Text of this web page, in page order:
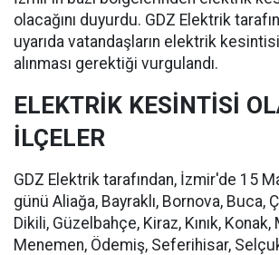
olacağını duyurdu. GDZ Elektrik
uyarıda vatandaşların elektrik
alınması gerektiği vurgulandı.
ELEKTRİK KESİNTİSİ
İLÇELER
GDZ Elektrik tarafından, İzmir'de 15
günü Aliağa, Bayraklı, Bornova, Buca,
Dikili, Güzelbahçe, Kiraz, Kınık,
Menemen, Ödemiş, Seferihisar,